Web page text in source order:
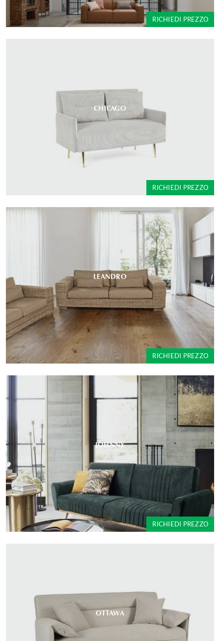
RICHIEDI PREZZO
CHICAGO
RICHIEDI PREZZO
LEANDRO
RICHIEDI PREZZO
JOHNNY
RICHIEDI PREZZO
OTTAWA